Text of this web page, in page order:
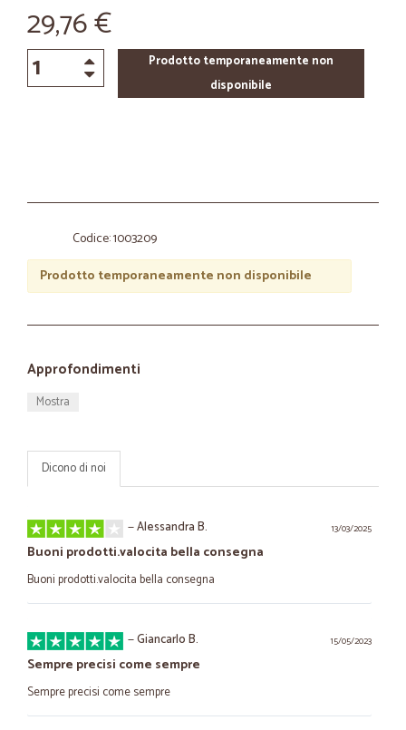
29,76 €
Prodotto temporaneamente non
disponibile
Codice: 1003209
Prodotto temporaneamente non disponibile
Approfondimenti
Mostra
Dicono di noi
13/03/2025
—Alessandra B.
Buoni prodotti.valocita bella consegna
Buoni prodotti.valocita bella consegna
15/05/2023
—Giancarlo B.
Sempre precisi come sempre
Sempre precisi come sempre